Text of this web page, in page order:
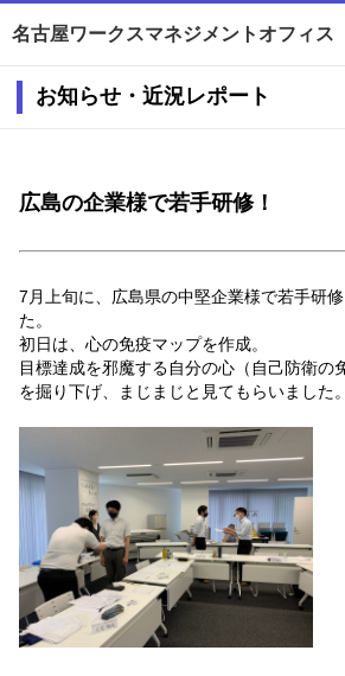
名古屋ワークスマネジメントオフィス
お知らせ・近況レポート
広島の企業様で若手研修！
7月上旬に、広島県の中堅企業様で若手研
た。
初日は、心の免疫マップを作成。
目標達成を邪魔する自分の心（自己防衛の
を掘り下げ、まじまじと見てもらいました。